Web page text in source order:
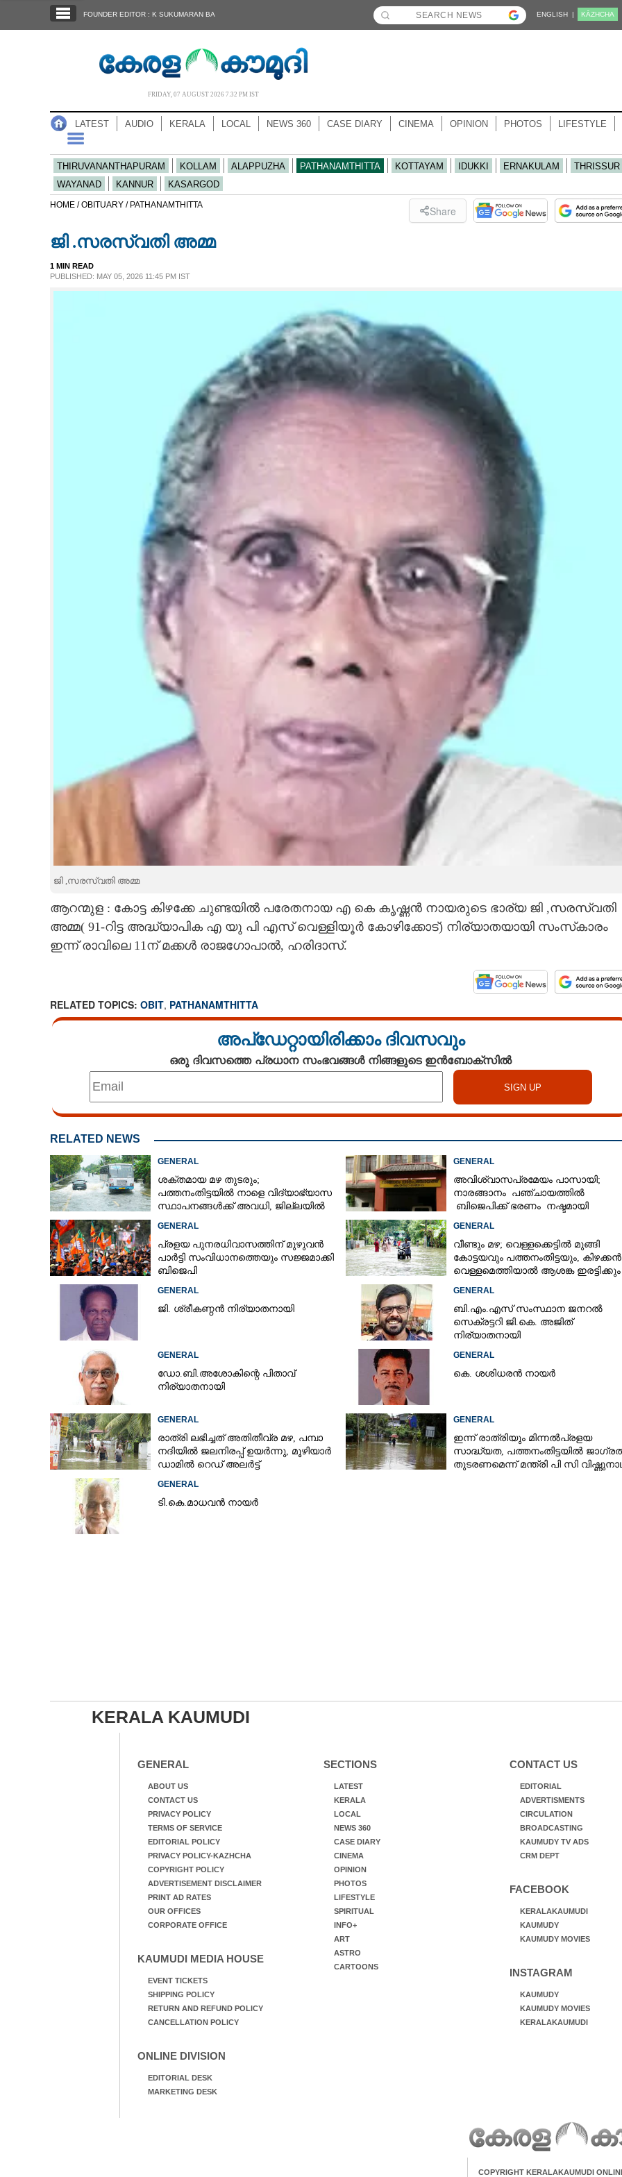
NOTIFIED NEWS
NEWS 360
FOUNDER EDITOR : K SUKUMARAN BA ENGLISH | KĀZHCHA
FRIDAY, 07 AUGUST 2026 7.32 PM IST
LATEST AUDIO KERALA LOCAL NEWS 360 CASE DIARY CINEMA OPINION PHOTOS LIFESTYLE
THIRUVANANTHAPURAM KOLLAM ALAPPUZHA PATHANAMTHITTA KOTTAYAM IDUKKI ERNAKULAM
THRISSUR
WAYANAD
KANNUR KASARGOD
HOME /OBITUARY / PATHANAMTHITTA Share
ജി .സരസ്വതി അമ്മ
1 MIN READ
PUBLISHED: MAY 05, 2026 11:45 PM IST
ജി ,സരസ്വതി അമ്മ
ആറന്മുള : കോട്ട കിഴക്കേ ചുണ്ടയിൽ പരേതനായ എ കെ കൃഷ്ണൻ നായരുടെ ഭാര്യ ജി ,സരസ്വതി
അമ്മ( 91-റിട്ട അദ്ധ്യാപിക എ യു പി എസ്​ വെള്ളിയൂർ കോഴിക്കോട്) നിര്യാതയായി സംസ്‌കാരം
ഇന്ന് രാവിലെ 11ന് മക്കൾ രാജഗോപാൽ, ഹരിദാസ്.
RELATED TOPICS: OBIT, PATHANAMTHITTA
അപ്ഡേറ്റായിരിക്കാം ദിവസവും
ഒരു ദിവസത്തെ പ്രധാന സംഭവങ്ങൾ നിങ്ങളുടെ ഇൻബോക്സിൽ
RELATED NEWS
GENERAL
ശക്തമായ മഴ തുടരും;
പത്തനംതിട്ടയിൽ നാളെ വിദ്യാഭ്യാസ
സ്ഥാപനങ്ങൾക്ക് അവധി,​ ജില്ലയിൽ
GENERAL
അവിശ്വാസപ്രമേയം പാസായി;
നാരങ്ങാനം പഞ്ചായത്തിൽ
ബിജെപിക്ക് ഭരണം നഷ്ടമായി
GENERAL
പ്രളയ പുനരധിവാസത്തിന് മുഴുവൻ
പാർട്ടി സംവിധാനത്തെയും സജ്ജമാക്കി
ബിജെപി
GENERAL
വീണ്ടും മഴ; വെള്ളക്കെട്ടിൽ മുങ്ങി
കോട്ടയവും പത്തനംതിട്ടയും, കിഴക്കൻ
വെള്ളമെത്തിയാൽ ആശങ്ക ഇരട്ടിക്കും
GENERAL
ജി. ശ്രീകണ്ഠൻ നിര്യാതനായി
GENERAL
ബി.എം.എസ് സംസ്ഥാന ജനറൽ
സെക്രട്ടറി ജി.കെ. അജിത്
നിര്യാതനായി
GENERAL
ഡോ.ബി.അശോകിന്റെ പിതാവ്
നിര്യാതനായി
GENERAL
കെ. ശശിധരൻ നായർ
GENERAL
രാത്രി ലഭിച്ചത് അതിതീവ്ര മഴ, പമ്പാ
നദിയിൽ ജലനിരപ്പ് ഉയർന്നു, മൂഴിയാർ
ഡാമിൽ റെഡ് അലർട്ട്
GENERAL
ഇന്ന് രാത്രിയും മിന്നൽപ്രളയ
സാദ്ധ്യത,​ പത്തനംതിട്ടയിൽ
തുടരണമെന്ന് മന്ത്രി പി സി
GENERAL
ടി.കെ.മാധവൻ നായർ
KERALA KAUMUDI
GENERAL
ABOUT US
CONTACT US
PRIVACY POLICY
TERMS OF SERVICE
EDITORIAL POLICY
PRIVACY POLICY-KAZHCHA
COPYRIGHT POLICY
ADVERTISEMENT DISCLAIMER
PRINT AD RATES
OUR OFFICES
CORPORATE OFFICE
KAUMUDI MEDIA HOUSE
EVENT TICKETS
SHIPPING POLICY
RETURN AND REFUND POLICY
CANCELLATION POLICY
ONLINE DIVISION
EDITORIAL DESK
MARKETING DESK
SECTIONS
LATEST
KERALA
LOCAL
NEWS 360
CASE DIARY
CINEMA
OPINION
PHOTOS
LIFESTYLE
SPIRITUAL
INFO+
ART
ASTRO
CARTOONS
CONTACT US
EDITORIAL
ADVERTISMENTS
CIRCULATION
BROADCASTING
KAUMUDY TV ADS
CRM DEPT
FACEBOOK
KERALAKAUMUDI
KAUMUDY
KAUMUDY MOVIES
INSTAGRAM
KAUMUDY
KAUMUDY MOVIES
KERALAKAUMUDI
COPYRIGHT KERALAKAUMUDI
Share this link